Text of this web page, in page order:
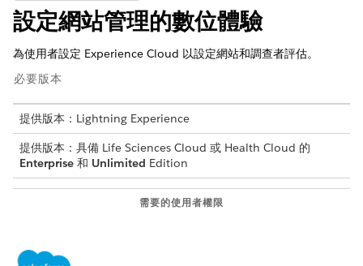
設定網站管理的數位體驗
為使用者設定 Experience Cloud 以設定網站和調查者評估。
必要版本
提供版本：Lightning Experience
提供版本：具備 Life Sciences Cloud 或 Health Cloud 的
Enterprise 和 Unlimited Edition
需要的使用者權限